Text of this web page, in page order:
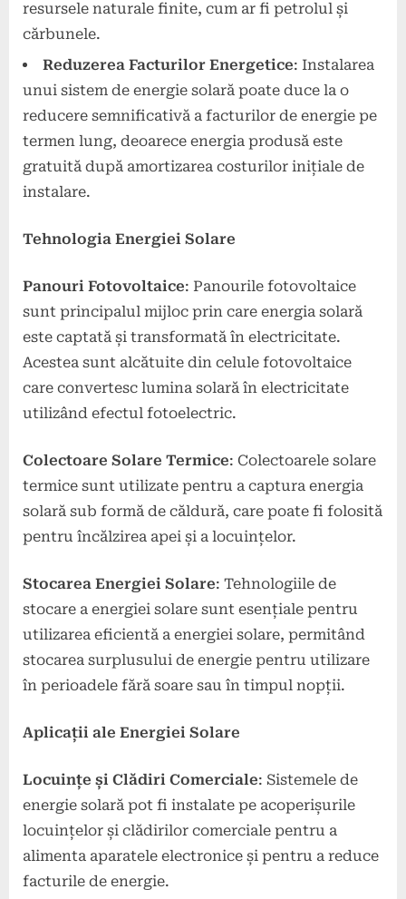
resursele naturale finite, cum ar fi petrolul și
cărbunele.
Reduzerea Facturilor Energetice: Instalarea
unui sistem de energie solară poate duce la o
reducere semnificativă a facturilor de energie pe
termen lung, deoarece energia produsă este
gratuită după amortizarea costurilor inițiale de
instalare.
Tehnologia Energiei Solare
Panouri Fotovoltaice: Panourile fotovoltaice
sunt principalul mijloc prin care energia solară
este captată și transformată în electricitate.
Acestea sunt alcătuite din celule fotovoltaice
care convertesc lumina solară în electricitate
utilizând efectul fotoelectric.
Colectoare Solare Termice: Colectoarele solare
termice sunt utilizate pentru a captura energia
solară sub formă de căldură, care poate fi folosită
pentru încălzirea apei și a locuințelor.
Stocarea Energiei Solare: Tehnologiile de
stocare a energiei solare sunt esențiale pentru
utilizarea eficientă a energiei solare, permitând
stocarea surplusului de energie pentru utilizare
în perioadele fără soare sau în timpul nopții.
Aplicații ale Energiei Solare
Locuințe și Clădiri Comerciale: Sistemele de
energie solară pot fi instalate pe acoperișurile
locuințelor și clădirilor comerciale pentru a
alimenta aparatele electronice și pentru a reduce
facturile de energie.